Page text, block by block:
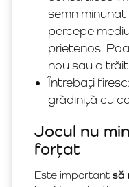
semn
percepe
prietenos.
nou sau a
Întrebați
grădiniță cu
Jocul nu
forțat
Este important să